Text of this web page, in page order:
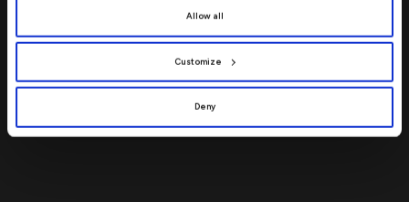
, you provide explicit consent to
preferences by clicking[Customize].
Allow all
Customize
Deny
أو أجهزة الصرف الآلي بات الآن أسرع وأبسط
وأجهزة الصرف الآلي.